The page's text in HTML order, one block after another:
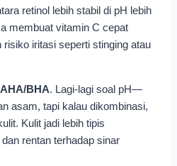
retinol lebih stabil di pH lebih
membuat vitamin C cepat
iritasi seperti stinging atau
BHA. Lagi-lagi soal pH—
asam, tapi kalau dikombinasi,
Kulit jadi lebih tipis
rentan terhadap sinar